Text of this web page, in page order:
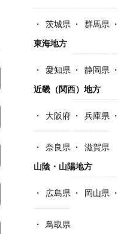
茨城県 群馬県
東海地方
愛知県 静岡県
近畿（関西）地方
大阪府 兵庫県
奈良県
滋賀県
山陰・山陽地方
広島県 岡山県
鳥取県